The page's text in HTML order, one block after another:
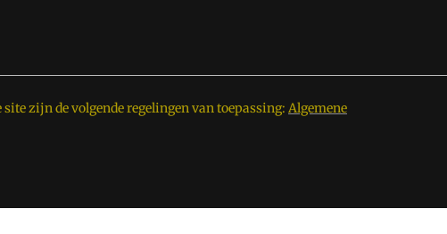
zijn de volgende regelingen van toepassing: Algemene